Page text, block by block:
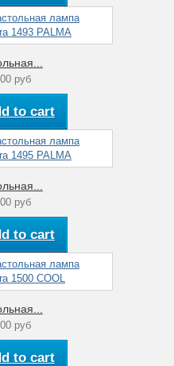
руб
to cart
руб
to cart
руб
to cart